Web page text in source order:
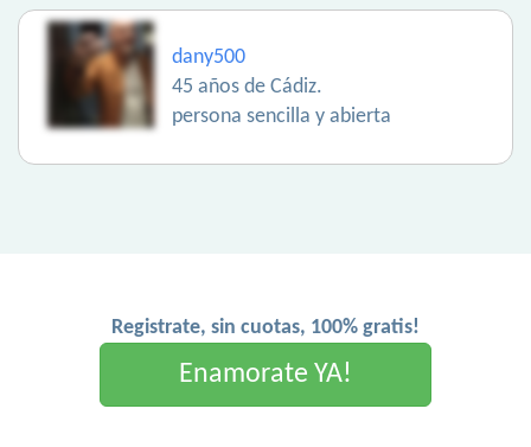
dany500
45 años de Cádiz.
persona sencilla y abierta
Registrate, sin cuotas, 100% gratis!
Enamorate YA!